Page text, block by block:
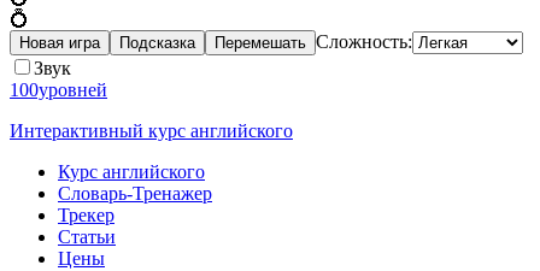
💍
Новая игра Подсказка Перемешать Сложность:
Звук
100уровней
Интерактивный курс английского
Курс английского
Словарь-Тренажер
Трекер
Статьи
Цены